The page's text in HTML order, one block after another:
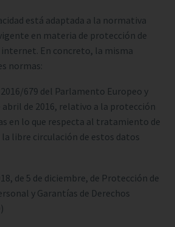
está adaptada a la normativa
en materia de protección de
En concreto, la misma
normas:
679 del Parlamento Europeo y
abril de 2016, relativo a la protección
en lo que respecta al tratamiento de
libre circulación de estos datos
de 5 de diciembre, de Protección de
y Garantías de Derechos